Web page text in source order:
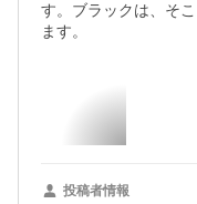
す。ブラックは、そ
ます。
投稿者情報